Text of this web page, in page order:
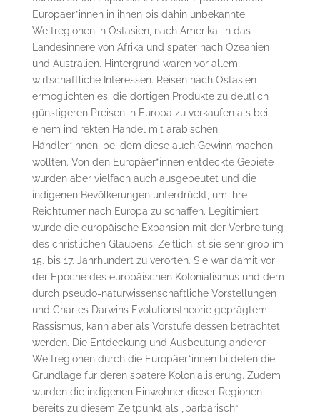
Europäer*innen in ihnen bis dahin unbekannte
Weltregionen in Ostasien, nach Amerika, in das
Landesinnere von Afrika und später nach Ozeanien
und Australien. Hintergrund waren vor allem
wirtschaftliche Interessen. Reisen nach Ostasien
ermöglichten es, die dortigen Produkte zu deutlich
günstigeren Preisen in Europa zu verkaufen als bei
einem indirekten Handel mit arabischen
Händler*innen, bei dem diese auch Gewinn machen
wollten. Von den Europäer*innen entdeckte Gebiete
wurden aber vielfach auch ausgebeutet und die
indigenen Bevölkerungen unterdrückt, um ihre
Reichtümer nach Europa zu schaffen. Legitimiert
wurde die europäische Expansion mit der Verbreitung
des christlichen Glaubens. Zeitlich ist sie sehr grob im
15. bis 17. Jahrhundert zu verorten. Sie war damit vor
der Epoche des europäischen Kolonialismus und dem
durch pseudo-naturwissenschaftliche Vorstellungen
und Charles Darwins Evolutionstheorie geprägtem
Rassismus, kann aber als Vorstufe dessen betrachtet
werden. Die Entdeckung und Ausbeutung anderer
Weltregionen durch die Europäer*innen bildeten die
Grundlage für deren spätere Kolonialisierung. Zudem
wurden die indigenen Einwohner dieser Regionen
bereits zu diesem Zeitpunkt als „barbarisch“